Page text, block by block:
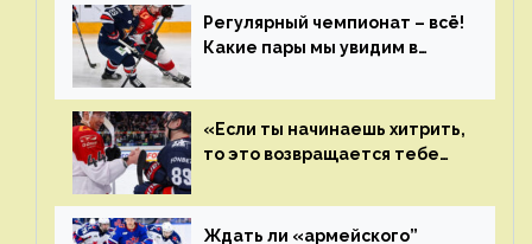
Регулярный чемпионат – всё!
Какие пары мы увидим в
«Если ты начинаешь хитрить,
то это возвращается тебе
Ждать ли «армейского”